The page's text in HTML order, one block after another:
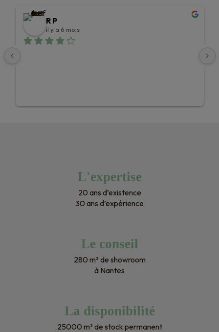
R P
il y a 6 mois
L'expertise
20 ans d’existence
30 ans d’expérience
Le conseil
280 m² de showroom
à Nantes
La disponibilité
25000 m² de stock permanent